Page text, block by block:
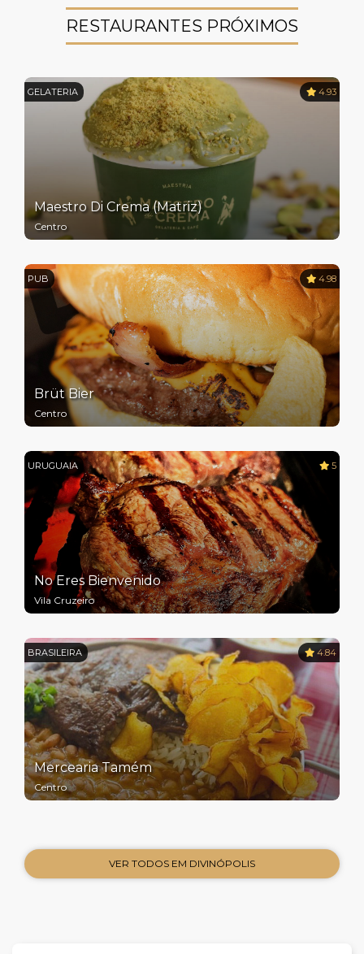
RESTAURANTES PRÓXIMOS
GELATERIA 4.93
Maestro Di Crema (Matriz)
Centro
PUB 4.98
Brüt Bier
Centro
URUGUAIA 5
No Eres Bienvenido
Vila Cruzeiro
BRASILEIRA 4.84
Mercearia Tamém
Centro
VER TODOS EM DIVINÓPOLIS